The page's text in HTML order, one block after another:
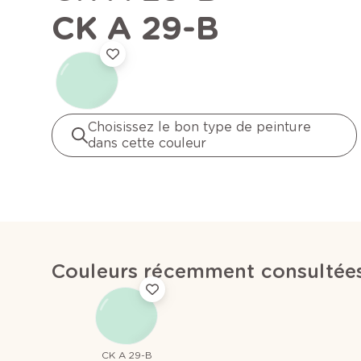
CK A 29-B
Choisissez le bon type de peinture
dans cette couleur
Couleurs récemment
CK A 29-B